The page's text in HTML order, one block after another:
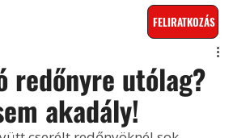
FELIRATKOZÁS
redőnyre utólag?
akadály!